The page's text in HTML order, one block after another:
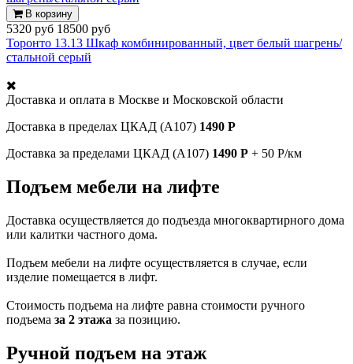
В корзину
5320 руб 18500 руб
Торонто 13.13 Шкаф комбинированный, цвет белый шагрень/
стальной серый
Доставка и оплата в Москве и Московской области
Доставка в пределах ЦКАД (А107) 1490 Р
Доставка за пределами ЦКАД (А107) 1490 Р + 50 Р/км
Подъем мебели на лифте
Доставка осуществляется до подъезда многоквартирного дома
или калитки частного дома.
Подъем мебели на лифте осуществляется в случае, если
изделие помещается в лифт.
Стоимость подъема на лифте равна стоимости ручного
подъема за 2 этажа за позицию.
Ручной подъем на этаж